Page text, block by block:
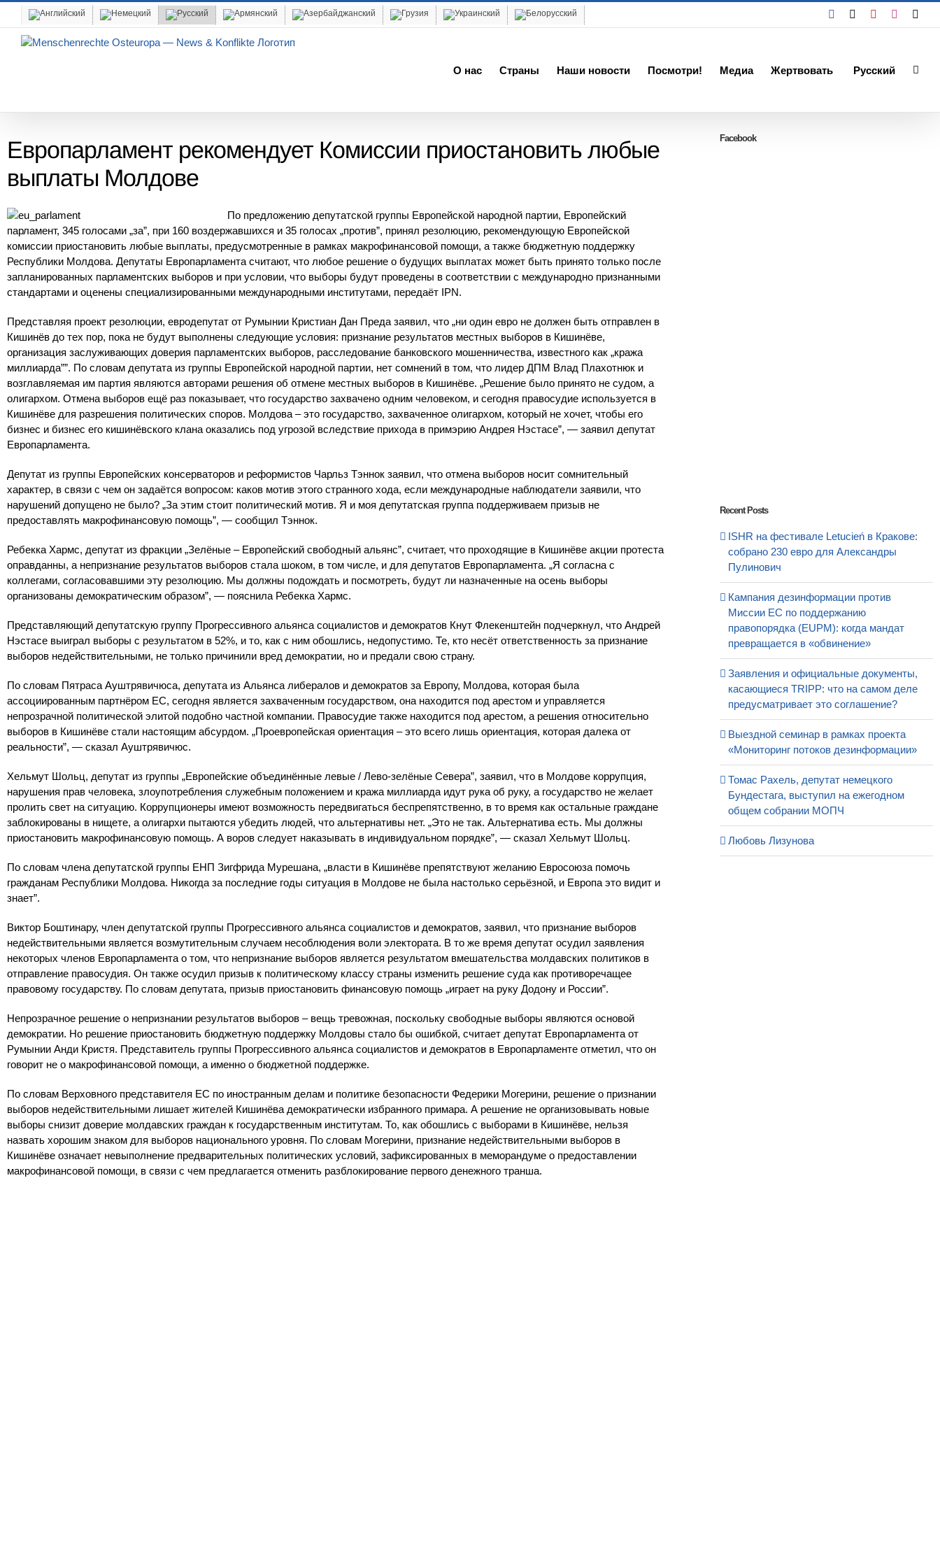
content
Facebook YouTubeInstagram
О нас Cтраны Наши новости Посмотри! Медиа Жертвовать Русский
Европарламент рекомендует Комиссии приостановить любые
выплаты Молдове
По предложению депутатской группы Европейской народной партии, Европейский
парламент, 345 голосами „за”, при 160 воздержавшихся и 35 голосах „против”, принял резолюцию, рекомендующую Европейской
комиссии приостановить любые выплаты, предусмотренные в рамках макрофинансовой помощи, а также бюджетную поддержку
Республики Молдова. Депутаты Европарламента считают, что любое решение о будущих выплатах может быть принято только после
запланированных парламентских выборов и при условии, что выборы будут проведены в соответствии с международно признанными
стандартами и оценены специализированными международными институтами, передаёт IPN.
Представляя проект резолюции, евродепутат от Румынии Кристиан Дан Преда заявил, что „ни один евро не должен быть отправлен в
Кишинёв до тех пор, пока не будут выполнены следующие условия: признание результатов местных выборов в Кишинёве,
организация заслуживающих доверия парламентских выборов, расследование банковского мошенничества, известного как „кража
миллиарда””. По словам депутата из группы Европейской народной партии, нет сомнений в том, что лидер ДПМ Влад Плахотнюк и
возглавляемая им партия являются авторами решения об отмене местных выборов в Кишинёве. „Решение было принято не судом, а
олигархом. Отмена выборов ещё раз показывает, что государство захвачено одним человеком, и сегодня правосудие используется в
Кишинёве для разрешения политических споров. Молдова – это государство, захваченное олигархом, который не хочет, чтобы его
бизнес и бизнес его кишинёвского клана оказались под угрозой вследствие прихода в примэрию Андрея Нэстасе”, — заявил депутат
Европарламента.
Депутат из группы Европейских консерваторов и реформистов Чарльз Тэннок заявил, что отмена выборов носит сомнительный
характер, в связи с чем он задаётся вопросом: каков мотив этого странного хода, если международные наблюдатели заявили, что
нарушений допущено не было? „За этим стоит политический мотив. Я и моя депутатская группа поддерживаем призыв не
предоставлять макрофинансовую помощь”, — сообщил Тэннок.
Ребекка Хармс, депутат из фракции „Зелёные – Европейский свободный альянс”, считает, что проходящие в Кишинёве акции протеста
оправданны, а непризнание результатов выборов стала шоком, в том числе, и для депутатов Европарламента. „Я согласна с
коллегами, согласовавшими эту резолюцию. Мы должны подождать и посмотреть, будут ли назначенные на осень выборы
организованы демократическим образом”, — пояснила Ребекка Хармс.
Представляющий депутатскую группу Прогрессивного альянса социалистов и демократов Кнут Флекенштейн подчеркнул, что Андрей
Нэстасе выиграл выборы с результатом в 52%, и то, как с ним обошлись, недопустимо. Те, кто несёт ответственность за признание
выборов недействительными, не только причинили вред демократии, но и предали свою страну.
По словам Пятраса Ауштрявичюса, депутата из Альянса либералов и демократов за Европу, Молдова, которая была
ассоциированным партнёром ЕС, сегодня является захваченным государством, она находится под арестом и управляется
непрозрачной политической элитой подобно частной компании. Правосудие также находится под арестом, а решения относительно
выборов в Кишинёве стали настоящим абсурдом. „Проевропейская ориентация – это всего лишь ориентация, которая далека от
реальности”, — сказал Ауштрявичюс.
Хельмут Шольц, депутат из группы „Европейские объединённые левые / Лево-зелёные Севера”, заявил, что в Молдове коррупция,
нарушения прав человека, злоупотребления служебным положением и кража миллиарда идут рука об руку, а государство не желает
пролить свет на ситуацию. Коррупционеры имеют возможность передвигаться беспрепятственно, в то время как остальные граждане
заблокированы в нищете, а олигархи пытаются убедить людей, что альтернативы нет. „Это не так. Альтернатива есть. Мы должны
приостановить макрофинансовую помощь. А воров следует наказывать в индивидуальном порядке”, — сказал Хельмут Шольц.
По словам члена депутатской группы ЕНП Зигфрида Мурешана, „власти в Кишинёве препятствуют желанию Евросоюза помочь
гражданам Республики Молдова. Никогда за последние годы ситуация в Молдове не была настолько серьёзной, и Европа это видит и
знает”.
Виктор Боштинару, член депутатской группы Прогрессивного альянса социалистов и демократов, заявил, что признание выборов
недействительными является возмутительным случаем несоблюдения воли электората. В то же время депутат осудил заявления
некоторых членов Европарламента о том, что непризнание выборов является результатом вмешательства молдавских политиков в
отправление правосудия. Он также осудил призыв к политическому классу страны изменить решение суда как противоречащее
правовому государству. По словам депутата, призыв приостановить финансовую помощь „играет на руку Додону и России”.
Непрозрачное решение о непризнании результатов выборов – вещь тревожная, поскольку свободные выборы являются основой
демократии. Но решение приостановить бюджетную поддержку Молдовы стало бы ошибкой, считает депутат Европарламента от
Румынии Анди Кристя. Представитель группы Прогрессивного альянса социалистов и демократов в Европарламенте отметил, что он
говорит не о макрофинансовой помощи, а именно о бюджетной поддержке.
По словам Верховного представителя ЕС по иностранным делам и политике безопасности Федерики Могерини, решение о признании
выборов недействительными лишает жителей Кишинёва демократически избранного примара. А решение не организовывать новые
выборы снизит доверие молдавских граждан к государственным институтам. То, как обошлись с выборами в Кишинёве, нельзя
назвать хорошим знаком для выборов национального уровня. По словам Могерини, признание недействительными выборов в
Кишинёве означает невыполнение предварительных политических условий, зафиксированных в меморандуме о предоставлении
макрофинансовой помощи, в связи с чем предлагается отменить разблокирование первого денежного транша.
Facebook
Recent Posts
ISHR на фестивале Letucień в Кракове:
собрано 230 евро для Александры
Пулинович
Кампания дезинформации против
Миссии ЕС по поддержанию
правопорядка (EUPM): когда мандат
превращается в «обвинение»
Заявления и официальные документы,
касающиеся TRIPP: что на самом деле
предусматривает это соглашение?
Выездной семинар в рамках проекта
«Мониторинг потоков дезинформации»
Томас Рахель, депутат немецкого
Бундестага, выступил на ежегодном
общем собрании МОПЧ
Любовь Лизунова